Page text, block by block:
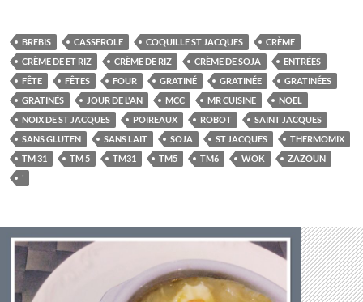
BREBIS CASSEROLE COQUILLE ST JACQUES
CRÈME
CRÈME DE ET RIZ
CRÈME DE RIZ CRÈME DE SOJA
ENTRÉES
FÊTE
FÊTES FOUR GRATINÉ GRATINÉE
GRATINÉES
GRATINÉS
JOUR DE L'AN MCC MR CUISINE
NOEL
NOIX DE ST JACQUES
POIREAUX ROBOT
SAINT JACQUES
SANS GLUTEN
SANS LAIT SOJA ST JACQUES
THERMOMIX
TM 31
TM 5 TM31 TM5 TM6 WOK
ZAZOUN
’